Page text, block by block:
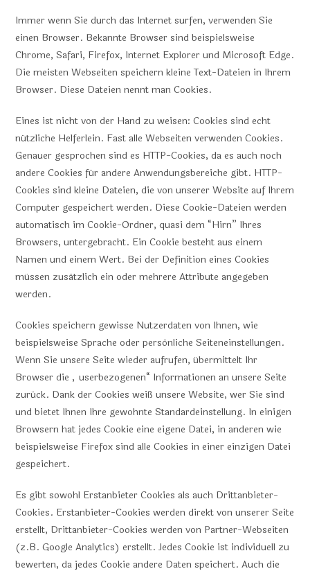
Immer wenn Sie durch das Internet surfen, verwenden Sie
einen Browser. Bekannte Browser sind beispielsweise
Chrome, Safari, Firefox, Internet Explorer und Microsoft Edge.
Die meisten Webseiten speichern kleine Text-Dateien in Ihrem
Browser. Diese Dateien nennt man Cookies.
Eines ist nicht von der Hand zu weisen: Cookies sind echt
nützliche Helferlein. Fast alle Webseiten verwenden Cookies.
Genauer gesprochen sind es HTTP-Cookies, da es auch noch
andere Cookies für andere Anwendungsbereiche gibt. HTTP-
Cookies sind kleine Dateien, die von unserer Website auf Ihrem
Computer gespeichert werden. Diese Cookie-Dateien werden
automatisch im Cookie-Ordner, quasi dem “Hirn” Ihres
Browsers, untergebracht. Ein Cookie besteht aus einem
Namen und einem Wert. Bei der Definition eines Cookies
müssen zusätzlich ein oder mehrere Attribute angegeben
werden.
Cookies speichern gewisse Nutzerdaten von Ihnen, wie
beispielsweise Sprache oder persönliche Seiteneinstellungen.
Wenn Sie unsere Seite wieder aufrufen, übermittelt Ihr
Browser die „userbezogenen“ Informationen an unsere Seite
zurück. Dank der Cookies weiß unsere Website, wer Sie sind
und bietet Ihnen Ihre gewohnte Standardeinstellung. In einigen
Browsern hat jedes Cookie eine eigene Datei, in anderen wie
beispielsweise Firefox sind alle Cookies in einer einzigen Datei
gespeichert.
Es gibt sowohl Erstanbieter Cookies als auch Drittanbieter-
Cookies. Erstanbieter-Cookies werden direkt von unserer Seite
erstellt, Drittanbieter-Cookies werden von Partner-Webseiten
(z.B. Google Analytics) erstellt. Jedes Cookie ist individuell zu
bewerten, da jedes Cookie andere Daten speichert. Auch die